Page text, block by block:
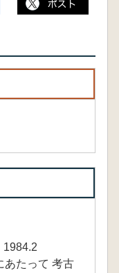
たって 考古